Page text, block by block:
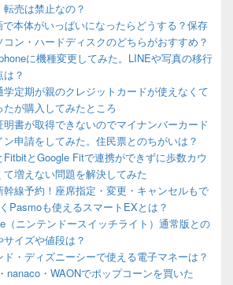
売は禁止なの？
本体がいっぱいになったらどうする？保存
ン・ハードディスクのどちらがおすすめ？
に機種変更してみた。LINEや写真の移行
？
定期が親のクレジットカードが使えなくて
が購入してみたところ
明書が取得できないのでマイナンバーカード
申請をしてみた。住民票とのちがいは？
FitbitとGoogle Fitで連携ができずに歩数カウ
増えない問題を解決してみた
幹線予約！座席指定・変更・キャンセルもで
Pasmoも使えるスマートEXとは？
（ニンテンドースイッチライト）通常版との
イズや値段は？
・ディズニーシーで使える電子マネーは？
nanaco・WAONでポップコーンを買いた